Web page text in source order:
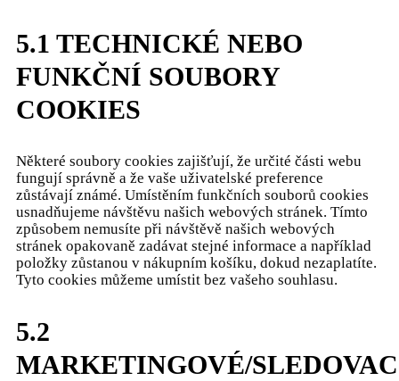
5.1 TECHNICKÉ NEBO
FUNKČNÍ SOUBORY
COOKIES
Některé soubory cookies zajišťují, že určité části webu
fungují správně a že vaše uživatelské preference
zůstávají známé. Umístěním funkčních souborů cookies
usnadňujeme návštěvu našich webových stránek. Tímto
způsobem nemusíte při návštěvě našich webových
stránek opakovaně zadávat stejné informace a například
položky zůstanou v nákupním košíku, dokud nezaplatíte.
Tyto cookies můžeme umístit bez vašeho souhlasu.
5.2
MARKETINGOVÉ/